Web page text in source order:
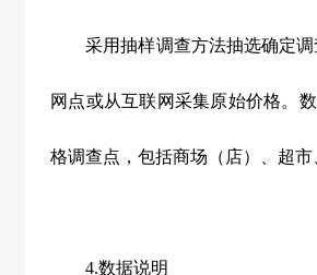
采用抽样调查方法抽选确定调
网点或从互联网采集原始价格。
格调查点，包括商场（店）、超
4.数据说明